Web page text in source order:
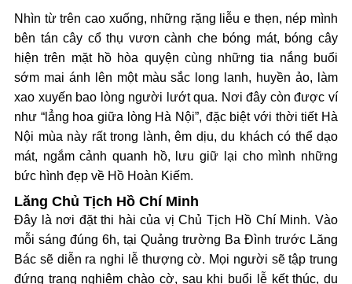
Nhìn từ trên cao xuống, những rặng liễu e thẹn, nép mình
bên tán cây cổ thụ vươn cành che bóng mát, bóng cây
hiện trên mặt hồ hòa quyện cùng những tia nắng buổi
sớm mai ánh lên một màu sắc long lanh, huyền ảo, làm
xao xuyến bao lòng người lướt qua. Nơi đây còn được ví
như “lẳng hoa giữa lòng Hà Nội”, đặc biệt với thời tiết Hà
Nội mùa này rất trong lành, êm dịu, du khách có thể dạo
mát, ngắm cảnh quanh hồ, lưu giữ lại cho mình những
bức hình đẹp về Hồ Hoàn Kiếm.
Lăng Chủ Tịch Hồ Chí Minh
Đây là nơi đặt thi hài của vị Chủ Tịch Hồ Chí Minh. Vào
mỗi sáng đúng 6h, tại Quảng trường Ba Đình trước Lăng
Bác sẽ diễn ra nghi lễ thượng cờ. Mọi người sẽ tập trung
đứng trang nghiêm chào cờ, sau khi buổi lễ kết thúc, du